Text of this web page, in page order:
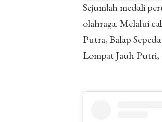
Sejumlah medali
olahraga. Melalui
Putra, Balap
Lompat Jauh